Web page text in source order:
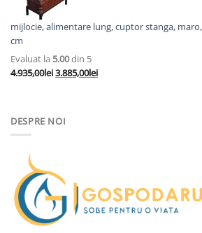
mijlocie, alimentare lung, cuptor stanga,
cm
Evaluat la 5.00din 5
4.935,00leiPrețul
4.935,00lei.
3.885,00leiPrețul
DESPRE NOI